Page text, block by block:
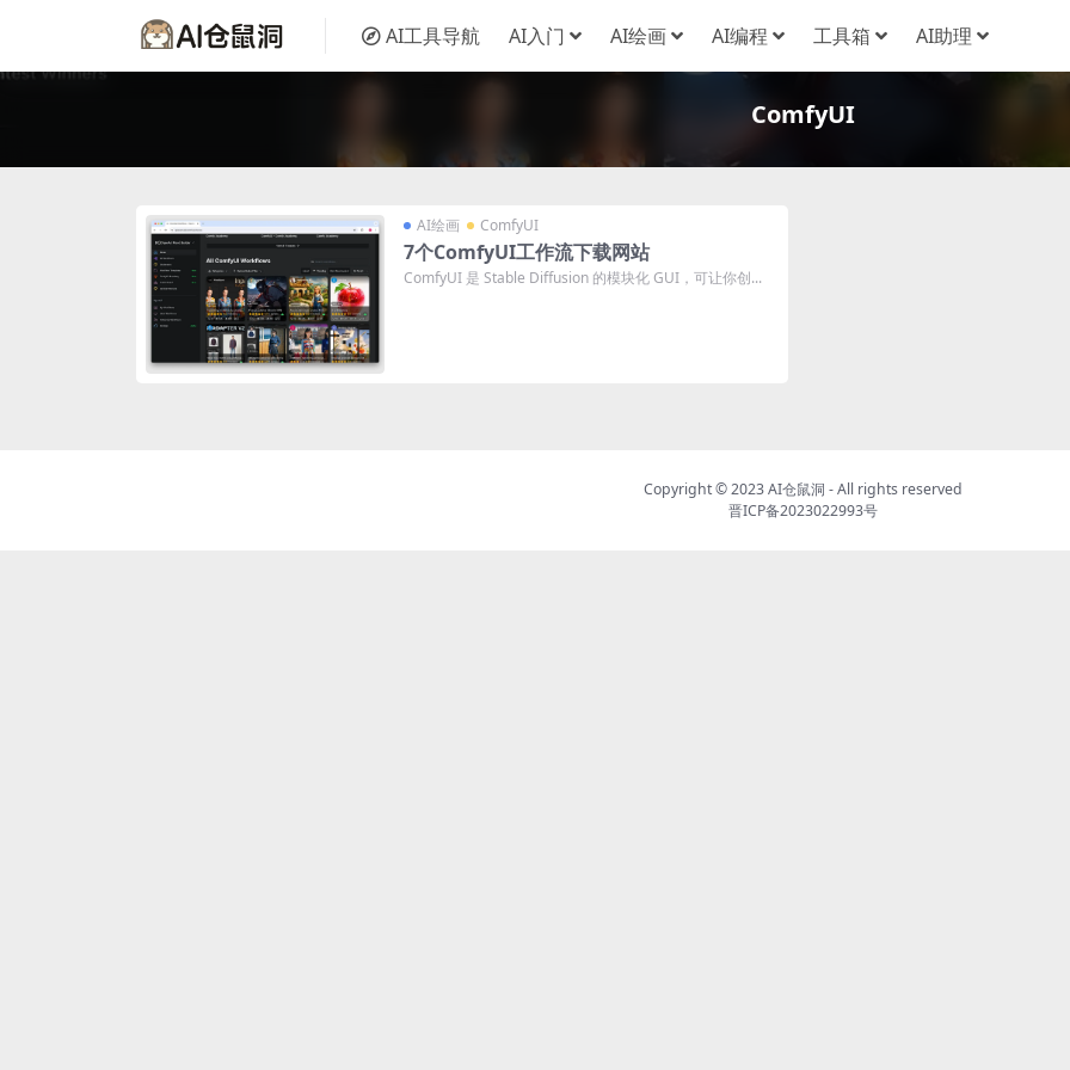
AI工具导航 AI入门 AI绘画 AI编程 工具箱 AI助理
ComfyUI
AI绘画 ComfyUI
7个ComfyUI工作流下载网站
ComfyUI 是 Stable Diffusion 的模块化 GUI，可让你创...
Copyright © 2023AI仓鼠洞 - All rights reserved
晋ICP备2023022993号